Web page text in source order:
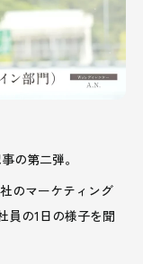
の第二弾。
のマーケティング
員の1日の様子を聞